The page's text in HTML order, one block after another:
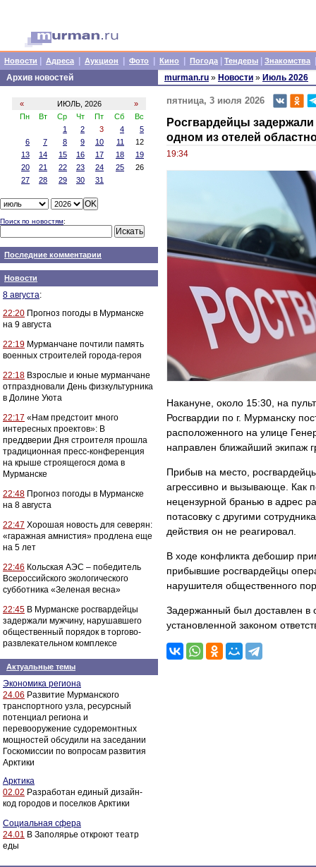
Новости Адреса Аукцион Фото Кино Погода Тендеры Знакомства
Архив новостей
« ИЮЛЬ, 2026
»
Пн
Вт Ср Чт Пт Сб
Вс
1
2 3 4
5
6
7 8 9 10 11
12
13
14 15 16 17 18
19
20
21 22 23 24 25
26
27
28 29 30 31
Поиск по новостям:
Последние комментарии
Новости
8 августа:
22:20 Прогноз погоды в Мурманске
на 9 августа
22:19 Мурманчане почтили память
военных строителей города-героя
22:18 Взрослые и юные мурманчане
отпраздновали День физкультурника
в Долине Уюта
22:17 «Нам предстоит много
интересных проектов»: В
преддверии Дня строителя прошла
традиционная пресс-конференция
на крыше строящегося дома в
Мурманске
22:48 Прогноз погоды в Мурманске
на 8 августа
22:47 Хорошая новость для северян:
«гаражная амнистия» продлена еще
на 5 лет
22:46 Кольская АЭС – победитель
Всероссийского экологического
субботника «Зеленая весна»
22:45 В Мурманске росгвардейцы
задержали мужчину, нарушавшего
общественный порядок в торгово-
развлекательном комплексе
Актуальные темы
Экономика региона
24.06 Развитие Мурманского
транспортного узла, ресурсный
потенциал региона и
перевооружение судоремонтных
мощностей обсудили на заседании
Госкомиссии по вопросам развития
Арктики
Арктика
02.02 Разработан единый дизайн-
код городов и поселков Арктики
Социальная сфера
24.01 В Заполярье откроют театр
еды
murman.ru » Новости » Июль 2026
пятница, 3 июля 2026
Росгвардейцы
одном из отелей
19:34
Накануне, около 15:30, на
Росгвардии по г. Мурманску
расположенного на улице
направлен ближайший экипаж
Прибыв на место,
агрессивно и вызывающе. Как
нецензурной бранью в адрес
потасовку с другими
действия он не реагировал.
В ходе конфликта дебошир
прибывшие росгвардейцы
нарушителя общественного
Задержанный был доставлен в
установленной законом